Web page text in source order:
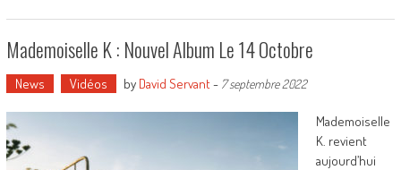
Mademoiselle K : Nouvel Album Le 14 Octobre
News Vidéos by David Servant- 7 septembre 2022
Mademoiselle
K. revient
aujourd’hui